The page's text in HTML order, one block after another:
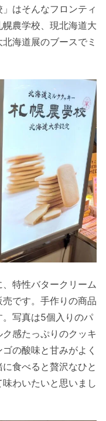
はそんなフロンティ
農学校、現北海道大
海道展のブースでミ
特性バタークリーム
です。手作りの商品
写真は5個入りのパ
感たっぷりのクッキ
の酸味と甘みがよく
食べると贅沢なひと
わいたいと思いまし